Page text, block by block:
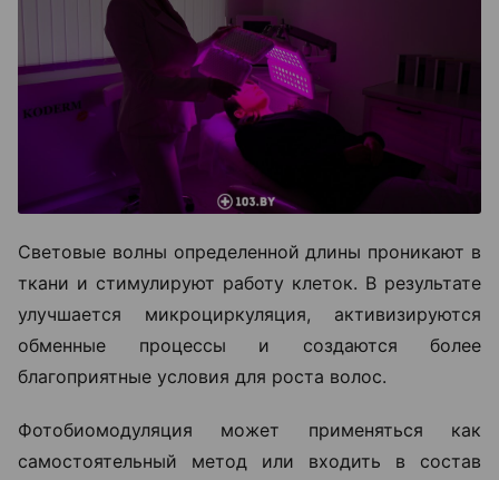
Световые волны определенной длины проникают в
ткани и стимулируют работу клеток. В результате
улучшается микроциркуляция, активизируются
обменные процессы и создаются более
благоприятные условия для роста волос.
Фотобиомодуляция может применяться как
самостоятельный метод или входить в состав